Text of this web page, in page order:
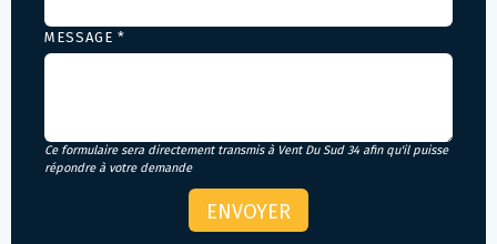
MESSAGE *
Ce formulaire sera directement transmis à Vent Du Sud 34 afin qu'il puisse
répondre à votre demande